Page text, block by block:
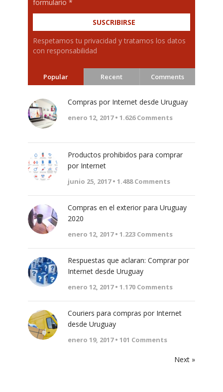
formulario *
Respetamos tu privacidad y tratamos los datos
con responsabilidad
Popular Recent Comments
Compras por Internet desde Uruguay
enero 12, 2017 • 1.626Comments
Productos prohibidos para comprar
por Internet
junio 25, 2017 • 1.488Comments
Compras en el exterior para Uruguay
2020
enero 12, 2017 • 1.223Comments
Respuestas que aclaran: Comprar por
Internet desde Uruguay
enero 12, 2017 • 1.170Comments
Couriers para compras por Internet
desde Uruguay
enero 19, 2017 • 101 Comments
Next »